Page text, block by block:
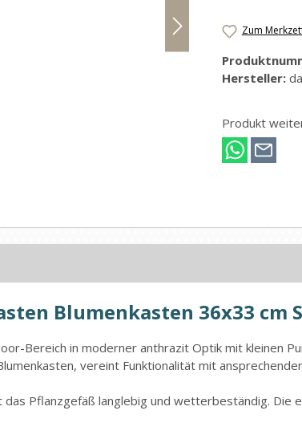
Zum
Hersteller:
Produkt
Blumenkasten 36x33 cm
Bereich in moderner anthrazit Optik mit kleinen
vereint Funktionalität mit
Pflanzgefäß langlebig und wetterbeständig. Die